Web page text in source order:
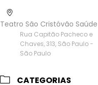
Teatro São Cristóvão Saúde
Rua Capitão Pacheco e
Chaves, 313, São Paulo -
São Paulo
CATEGORIAS